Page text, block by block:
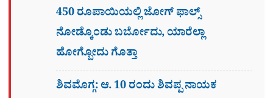
450 ರೂಪಾಯಿಯಲ್ಲಿ ಜೋಗ್​ ಫಾಲ್ಸ್​
ನೋಡ್ಕೊಂಡು ಬರ್ಬೋದು, ಯಾರೆಲ್ಲಾ
ಹೋಗ್ಬೋದು ಗೊತ್ತಾ
ಶಿವಮೊಗ್ಗ: ಆ. 10 ರಂದು ಶಿವಪ್ಪ ನಾಯಕ